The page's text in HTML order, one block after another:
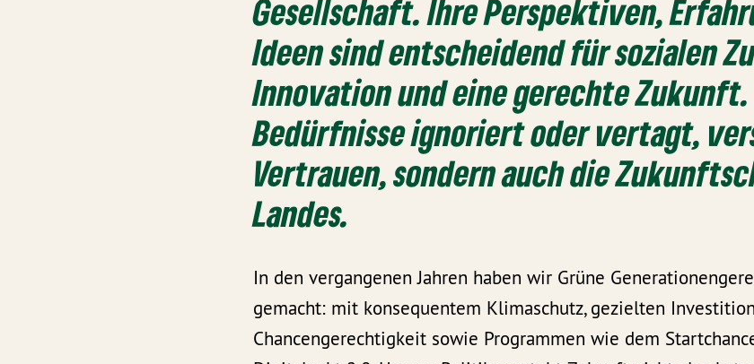
Gesellschaft. Ihre Perspektiven,
Ideen sind entscheidend für sozialen
Innovation und eine gerechte
Bedürfnisse ignoriert oder vertagt,
Vertrauen, sondern auch die
Landes.
In den vergangenen Jahren haben wir Grüne
gemacht: mit konsequentem Klimaschutz, gezielten
Chancengerechtigkeit sowie Programmen wie dem